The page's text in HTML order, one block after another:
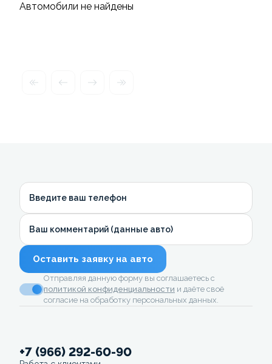
Автомобили не найдены
Введите ваш телефон
Ваш комментарий (данные авто)
Оставить заявку на авто
Отправляя данную форму вы соглашаетесь с
политикой конфиденциальности и даёте своё
согласие на обработку персональных данных.
+7 (966) 292-60-90